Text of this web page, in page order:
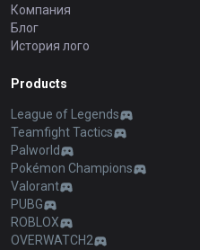
Компания
Блог
История лого
Products
League of Legends
Teamfight Tactics
Palworld
Pokémon Champions
Valorant
PUBG
ROBLOX
OVERWATCH2